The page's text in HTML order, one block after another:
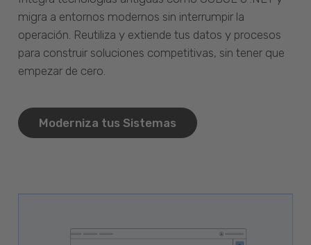
migra a entornos modernos sin interrumpir la
operación. Reutiliza y extiende tus datos y procesos
para construir soluciones competitivas, sin tener que
empezar de cero.
Moderniza tus Sistemas